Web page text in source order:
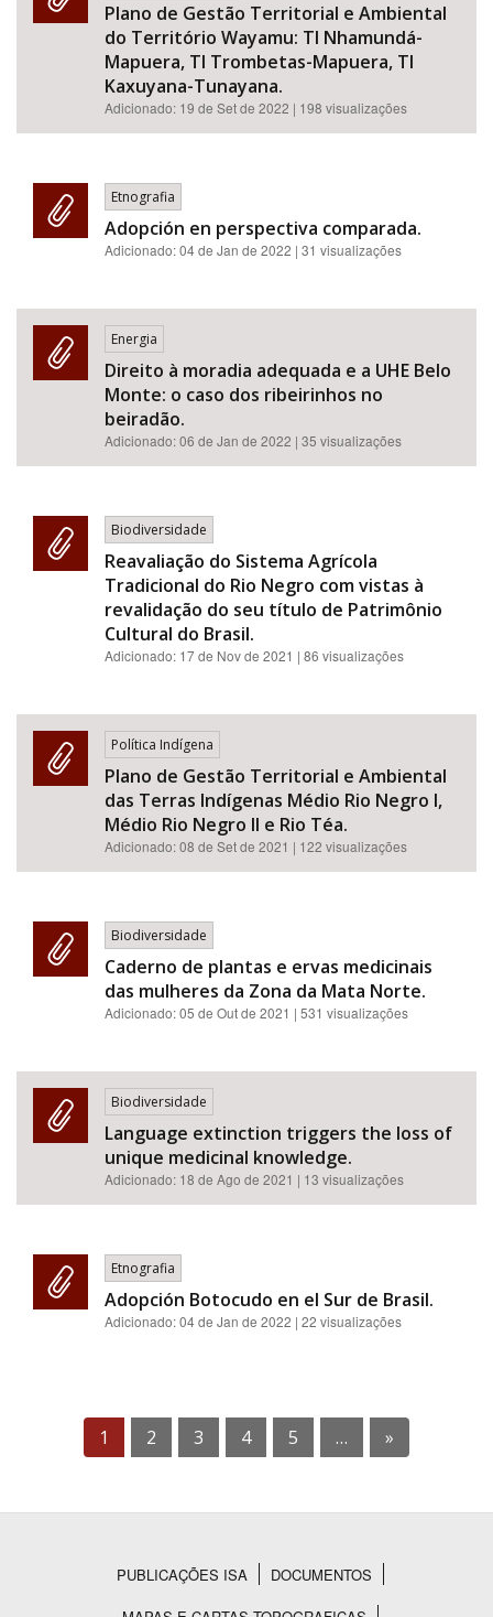
Plano de Gestão Territorial e Ambiental
do Território Wayamu: TI Nhamundá-
Mapuera, TI Trombetas-Mapuera, TI
Kaxuyana-Tunayana.
Adicionado: 19 de Set de 2022 | 198 visualizações
Etnografia
Adopción en perspectiva comparada.
Adicionado:04 de Jan de 2022 | 31 visualizações
Energia
Direito à moradia adequada e a UHE Belo
Monte: o caso dos ribeirinhos no
beiradão.
Adicionado:06 de Jan de 2022 | 35 visualizações
Biodiversidade
Reavaliação do Sistema Agrícola
Tradicional do Rio Negro com vistas à
revalidação do seu título de Patrimônio
Cultural do Brasil.
Adicionado: 17 de Nov de 2021 | 86 visualizações
Política Indígena
Plano de Gestão Territorial e Ambiental
das Terras Indígenas Médio Rio Negro I,
Médio Rio Negro II e Rio Téa.
Adicionado:08 de Set de 2021 | 122 visualizações
Biodiversidade
Caderno de plantas e ervas medicinais
das mulheres da Zona da Mata Norte.
Adicionado:05 de Out de 2021 | 531 visualizações
Biodiversidade
Language extinction triggers the loss of
unique medicinal knowledge.
Adicionado: 18 de Ago de 2021 | 13 visualizações
Etnografia
Adopción Botocudo en el Sur de Brasil.
Adicionado:04 de Jan de 2022 | 22 visualizações
1 2 3 4 5 … »
Rodapé
PUBLICAÇÕES ISA
DOCUMENTOS